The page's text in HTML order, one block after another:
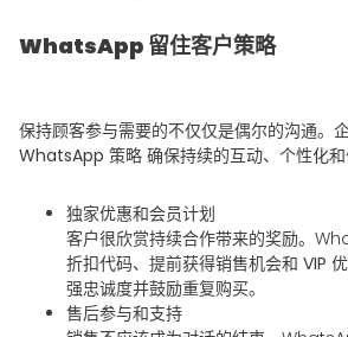
WhatsApp 留住客户策略
保持顾客参与需要的不仅仅是偶尔的沟通。
WhatsApp 策略 确保持续的互动、个性化和
独家优惠和会员计划
客户很欣赏持续合作带来的奖励。
折扣代码、提前获得销售机会和 VIP
强忠诚度并鼓励重复购买。
售后参与和支持